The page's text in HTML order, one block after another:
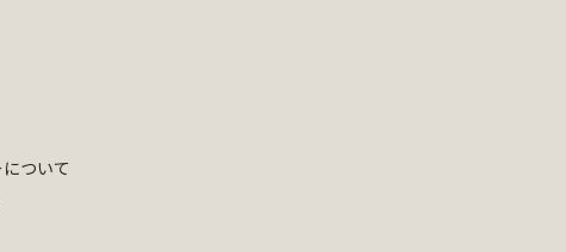
ついて